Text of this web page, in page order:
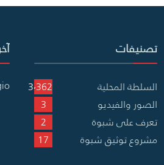
تصنيفات
السلطة المحلية
3٬362
الصور والفيديو
3
تعرف على شبوة
2
مشروع توثيق شبوة
17